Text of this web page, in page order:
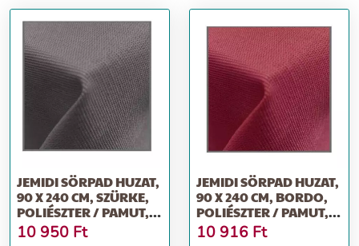
JEMIDI SÖRPAD HUZAT,
90 X 240 CM, SZÜRKE,
POLIÉSZTER / PAMUT,
553...
10 950 Ft
JEMIDI SÖRPAD HUZAT,
90 X 240 CM, BORDO,
POLIÉSZTER / PAMUT,
5531...
10 916 Ft